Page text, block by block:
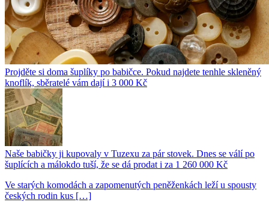
Projděte si doma šuplíky po babičce. Pokud najdete tenhle skleněný
knoflík, sběratelé vám dají i 3 000 Kč
Naše babičky ji kupovaly v Tuzexu za pár stovek. Dnes se válí po
šuplících a málokdo tuší, že se dá prodat i za 1 260 000 Kč
Ve starých komodách a zapomenutých peněženkách leží u spousty
českých rodin kus […]